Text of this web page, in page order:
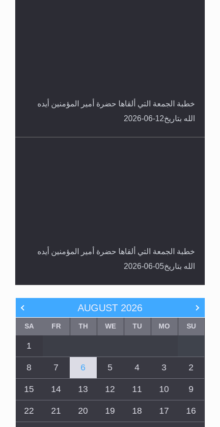
خطبة الجمعة التي ألقاها حضرة أمير المؤمنين أيده
الله بتاريخ12-06-2026
خطبة الجمعة التي ألقاها حضرة أمير المؤمنين أيده
الله بتاريخ05-06-2026
AUGUST 2026
SU
MO
TU
WE
TH
FR
SA
1
2
3
4
5
6
7
8
9
10
11
12
13
14
15
16
17
18
19
20
21
22